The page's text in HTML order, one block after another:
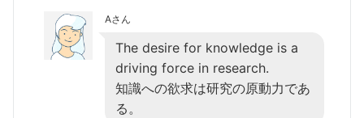
Aさん
The desire for knowledge is a
driving force in research.
知識への欲求は研究の原動力であ
る。